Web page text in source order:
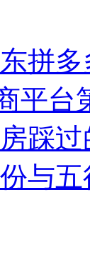
拼
平台
踩
与